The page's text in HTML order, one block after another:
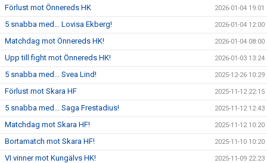
Förlust mot Önnereds HK 2026-01-04 19:01
5 snabba med... Lovisa Ekberg! 2026-01-04 12:00
Matchdag mot Önnereds HK! 2026-01-04 08:00
Upp till fight mot Önnereds HK! 2026-01-03 13:24
5 snabba med... Svea Lind! 2025-12-26 10:29
Förlust mot Skara HF 2025-11-12 22:15
5 snabba med... Saga Frestadius! 2025-11-12 12:43
Matchdag mot Skara HF! 2025-11-12 10:20
Bortamatch mot Skara HF! 2025-11-10 10:20
VI vinner mot Kungälvs HK! 2025-11-09 22:23